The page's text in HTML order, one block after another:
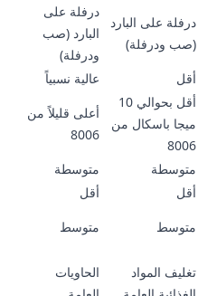
درفلة على البارد
(صب ودرفلة)
درفلة على
البارد (صب
ودرفلة)
أقل عالية نسبياً
أقل بحوالي 10
ميجا باسكال من
8006
أعلى قليلاً من
8006
متوسطة
متوسطة
أقل
أقل
متوسط متوسط
تغليف المواد
الحاويات